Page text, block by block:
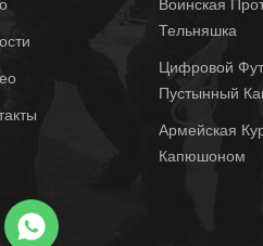
Тельняшка
Цифровой
Пустынный
Армейская
Капюшоном